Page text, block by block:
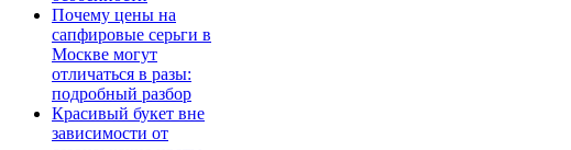
Почему цены на
сапфировые серьги в
Москве могут
отличаться в разы:
подробный разбор
Красивый букет вне
зависимости от